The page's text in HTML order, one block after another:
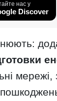
нас у
Discover
мережі,